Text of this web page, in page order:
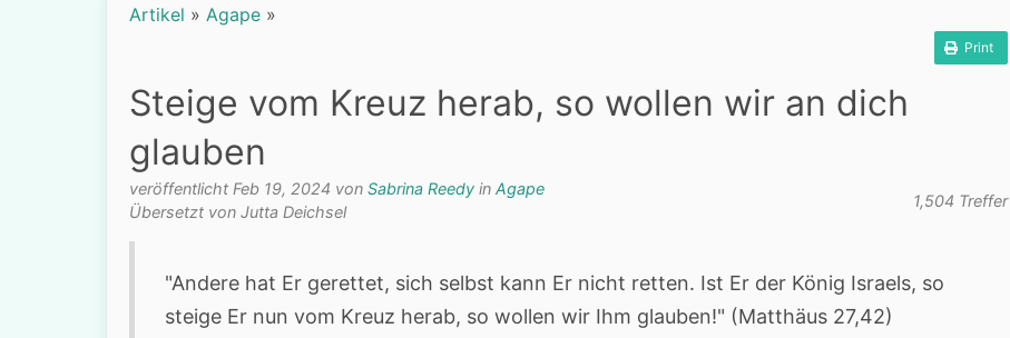
Artikel » Agape »
Print
Steige vom Kreuz herab, so wollen wir an dich
glauben
veröffentlicht Feb 19, 2024 von Sabrina Reedy in Agape
Übersetzt von Jutta Deichsel
1,504 Treffer
"Andere hat Er gerettet, sich selbst kann Er nicht retten. Ist Er der König Israels, so
steige Er nun vom Kreuz herab, so wollen wir Ihm glauben!" (Matthäus 27,42)